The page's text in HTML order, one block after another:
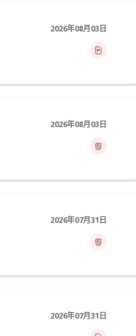
2026年08月03日
2026年08月03日
2026年07月31日
2026年07月31日